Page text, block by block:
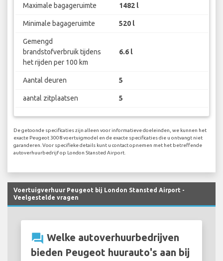
Maximale bagageruimte 1482 l
Minimale bagageruimte 520 l
Gemengd
brandstofverbruik tijdens
het rijden per 100 km
6.6 l
Aantal deuren 5
aantal zitplaatsen 5
De getoonde specificaties zijn alleen voor informatieve doeleinden, we kunnen het
exacte Peugeot 3008 voertuigmodel en de exacte specificaties die u ontvangt niet
garanderen. Voor specifieke details kunt u contact opnemen met het betreffende
autoverhuurbedrijf op London Stansted Airport.
Voertuigverhuur Peugeot bij London Stansted Airport -
Veelgestelde vragen
question_answer Welke autoverhuurbedrijven
bieden Peugeot huurauto's aan bij